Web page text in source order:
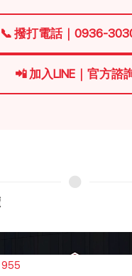
📞 撥打電話｜0936-
📲 加入LINE｜官方諮
955